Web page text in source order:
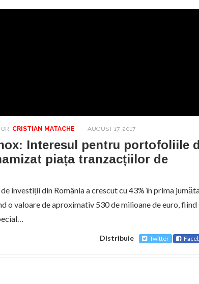
CRISTIAN MATACHE - AUGUST 17, 2017
Interesul pentru portofoliile
piața tranzacțiilor de
investiții din România a crescut cu 43% în prima
o valoare de aproximativ 530 de milioane de euro, fiind
Distribuie Twitter